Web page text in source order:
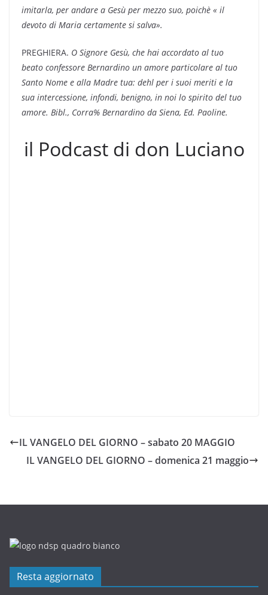
imitarla, per andare a Gesù per mezzo suo, poichè « il
devoto di Maria certamente si salva».
PREGHIERA. O Signore Gesù, che hai accordato al tuo
beato confessore Bernardino un amore particolare al tuo
Santo Nome e alla Madre tua: dehl per i suoi meriti e la
sua intercessione, infondi, benigno, in noi lo spirito del tuo
amore. Bibl., Corra% Bernardino da Siena, Ed. Paoline.
il Podcast di don Luciano
IL VANGELO DEL GIORNO – sabato 20 MAGGIO
IL VANGELO DEL GIORNO – domenica 21 maggio
Resta aggiornato